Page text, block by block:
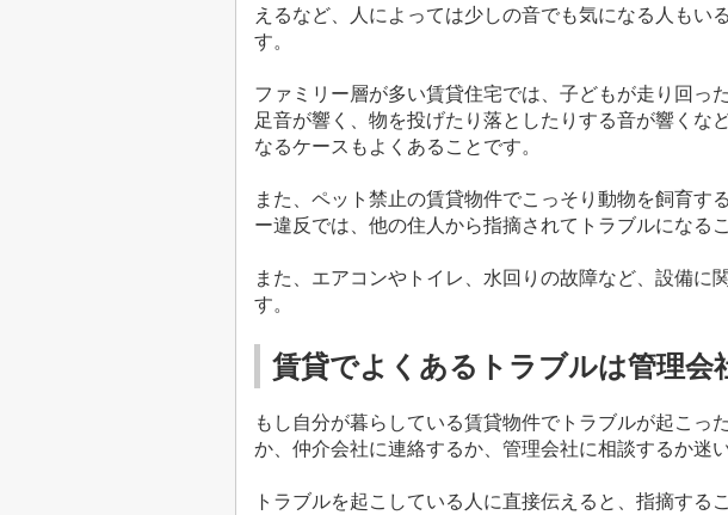
えるなど、人によっては少しの音でも気になる人もい
す。
ファミリー層が多い賃貸住宅では、子どもが走り回っ
足音が響く、物を投げたり落としたりする音が響くな
なるケースもよくあることです。
また、ペット禁止の賃貸物件でこっそり動物を飼育す
ー違反では、他の住人から指摘されてトラブルになる
また、エアコンやトイレ、水回りの故障など、設備に
す。
賃貸でよくあるトラブルは管理会
もし自分が暮らしている賃貸物件でトラブルが起こっ
か、仲介会社に連絡するか、管理会社に相談するか迷
トラブルを起こしている人に直接伝えると、指摘する